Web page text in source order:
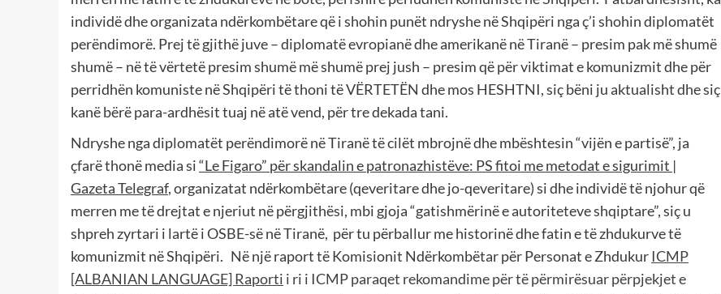
individë dhe organizata ndërkombëtare që i shohin punët ndryshe në Shqipëri nga ç’i shohin diplomatët
perëndimorë. Prej të gjithë juve – diplomatë evropianë dhe amerikanë në Tiranë – presim pak më shumë
shumë – në të vërtetë presim shumë më shumë prej jush – presim që për viktimat e komunizmit dhe për
perridhën komuniste në Shqipëri të thoni të VËRTETËN dhe mos HESHTNI, siç bëni ju aktualisht dhe siç
kanë bërë para-ardhësit tuaj në atë vend, për tre dekada tani.
Ndryshe nga diplomatët perëndimorë në Tiranë të cilët mbrojnë dhe mbështesin “vijën e partisë”, ja
çfarë thonë media si“Le Figaro” për skandalin e patronazhistëve: PS fitoi me metodat e sigurimit |
Gazeta Telegraf, organizatat ndërkombëtare (qeveritare dhe jo-qeveritare) si dhe individë të njohur që
merren me të drejtat e njeriut në përgjithësi, mbi gjoja “gatishmërinë e autoriteteve shqiptare”, siç u
shpreh zyrtari i lartë i OSBE-së në Tiranë, për tu përballur me historinë dhe fatin e të zhdukurve të
komunizmit në Shqipëri. Në një raport të Komisionit Ndërkombëtar për Personat e Zhdukur ICMP
[ALBANIAN LANGUAGE]Raporti i ri i ICMPparaqet rekomandimepërtëpërmirësuarpërpjekjete